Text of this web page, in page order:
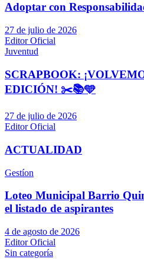
Adoptar con
27 de julio de 2026
Editor Oficial
Juventud
SCRAPBOOK:
EDICIÓN! ✂️📚🩵
27 de julio de 2026
Editor Oficial
ACTUALIDAD
Gestíon
Loteo Municipal Barrio
el listado de aspirantes
4 de agosto de 2026
Editor Oficial
Sin categoría